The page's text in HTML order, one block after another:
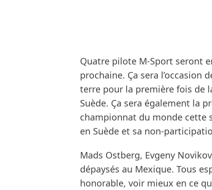
Quatre pilote M-Sport seront
prochaine. Ça sera l’occasion
terre pour la première fois de
Suède. Ça sera également la
championnat du monde cette
en Suède et sa non-
Mads Ostberg, Evgeny
dépaysés au Mexique. Tous
honorable, voir mieux en ce